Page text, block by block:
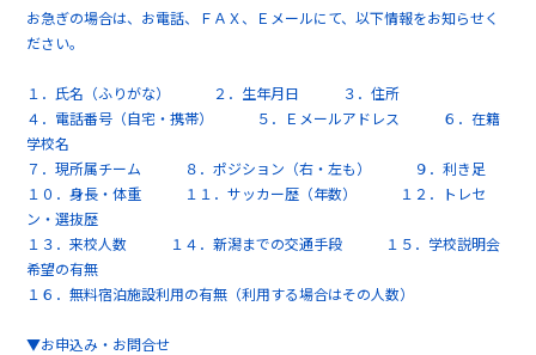
お急ぎの場合は、お電話、ＦＡＸ、Ｅメールにて、以下情報をお知らせく
ださい。
１．氏名（ふりがな） ２．生年月日 ３．住所
４．電話番号（自宅・携帯） ５．Ｅメールアドレス ６．在籍
学校名
７．現所属チーム ８．ポジション（右・左も） ９．利き足
１０．身長・体重 １１．サッカー歴（年数） １２．トレセ
ン・選抜歴
１３．来校人数 １４．新潟までの交通手段 １５．学校説明会
希望の有無
１６．無料宿泊施設利用の有無（利用する場合はその人数）
▼お申込み・お問合せ